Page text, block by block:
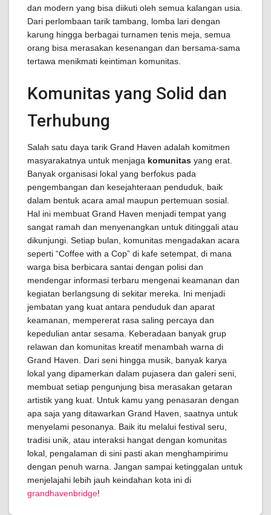
dan modern yang bisa diikuti oleh semua kalangan usia.
Dari perlombaan tarik tambang, lomba lari dengan
karung hingga berbagai turnamen tenis meja, semua
orang bisa merasakan kesenangan dan bersama-sama
tertawa menikmati keintiman komunitas.
Komunitas yang Solid dan
Terhubung
Salah satu daya tarik Grand Haven adalah komitmen
masyarakatnya untuk menjaga komunitas yang erat.
Banyak organisasi lokal yang berfokus pada
pengembangan dan kesejahteraan penduduk, baik
dalam bentuk acara amal maupun pertemuan sosial.
Hal ini membuat Grand Haven menjadi tempat yang
sangat ramah dan menyenangkan untuk ditinggali atau
dikunjungi. Setiap bulan, komunitas mengadakan acara
seperti “Coffee with a Cop” di kafe setempat, di mana
warga bisa berbicara santai dengan polisi dan
mendengar informasi terbaru mengenai keamanan dan
kegiatan berlangsung di sekitar mereka. Ini menjadi
jembatan yang kuat antara penduduk dan aparat
keamanan, mempererat rasa saling percaya dan
kepedulian antar sesama. Keberadaan banyak grup
relawan dan komunitas kreatif menambah warna di
Grand Haven. Dari seni hingga musik, banyak karya
lokal yang dipamerkan dalam pujasera dan galeri seni,
membuat setiap pengunjung bisa merasakan getaran
artistik yang kuat. Untuk kamu yang penasaran dengan
apa saja yang ditawarkan Grand Haven, saatnya untuk
menyelami pesonanya. Baik itu melalui festival seru,
tradisi unik, atau interaksi hangat dengan komunitas
lokal, pengalaman di sini pasti akan menghampirimu
dengan penuh warna. Jangan sampai ketinggalan untuk
menjelajahi lebih jauh keindahan kota ini di
grandhavenbridge!